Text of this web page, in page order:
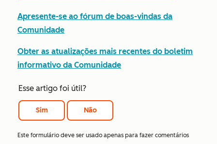
Apresente-se ao fórum de boas-vindas da
Comunidade
Obter as atualizações mais recentes do boletim
informativo da Comunidade
Esse artigo foi útil?
Sim Não
Este formulário deve ser usado apenas para fazer comentários